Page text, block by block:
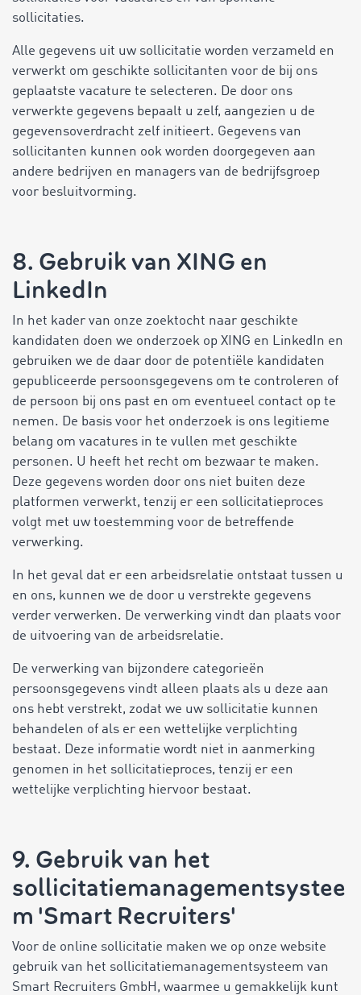
sollicitaties.
Alle gegevens uit uw sollicitatie worden verzameld en
verwerkt om geschikte sollicitanten voor de bij ons
geplaatste vacature te selecteren. De door ons
verwerkte gegevens bepaalt u zelf, aangezien u de
gegevensoverdracht zelf initieert. Gegevens van
sollicitanten kunnen ook worden doorgegeven aan
andere bedrijven en managers van de bedrijfsgroep
voor besluitvorming.
8. Gebruik van XING en
LinkedIn
In het kader van onze zoektocht naar geschikte
kandidaten doen we onderzoek op XING en LinkedIn en
gebruiken we de daar door de potentiële kandidaten
gepubliceerde persoonsgegevens om te controleren of
de persoon bij ons past en om eventueel contact op te
nemen. De basis voor het onderzoek is ons legitieme
belang om vacatures in te vullen met geschikte
personen. U heeft het recht om bezwaar te maken.
Deze gegevens worden door ons niet buiten deze
platformen verwerkt, tenzij er een sollicitatieproces
volgt met uw toestemming voor de betreffende
verwerking.
In het geval dat er een arbeidsrelatie ontstaat tussen u
en ons, kunnen we de door u verstrekte gegevens
verder verwerken. De verwerking vindt dan plaats voor
de uitvoering van de arbeidsrelatie.
De verwerking van bijzondere categorieën
persoonsgegevens vindt alleen plaats als u deze aan
ons hebt verstrekt, zodat we uw sollicitatie kunnen
behandelen of als er een wettelijke verplichting
bestaat. Deze informatie wordt niet in aanmerking
genomen in het sollicitatieproces, tenzij er een
wettelijke verplichting hiervoor bestaat.
9. Gebruik van het
sollicitatiemanagementsystee
m 'Smart Recruiters'
Voor de online sollicitatie maken we op onze website
gebruik van het sollicitatiemanagementsysteem van
Smart Recruiters GmbH, waarmee u gemakkelijk kunt